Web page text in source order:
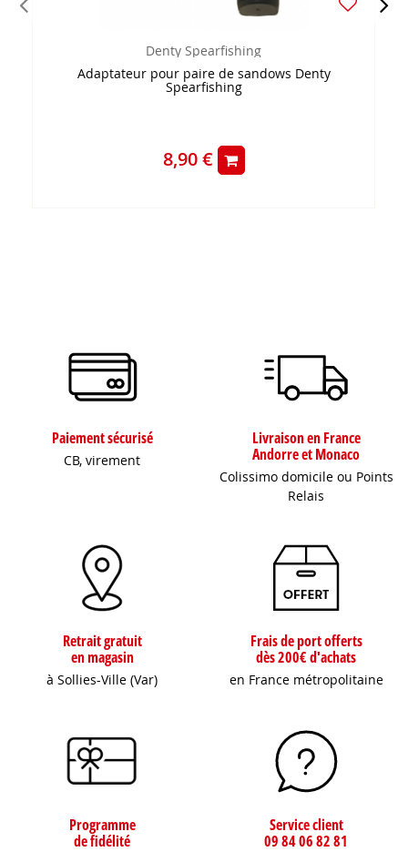
Denty Spearfishing
Adaptateur pour paire de sandows Denty
Spearfishing
8,90 €
Paiement sécurisé
CB, virement
Livraison en France
Andorre et Monaco
Colissimo domicile ou Points
Relais
Retrait gratuit
en magasin
à Sollies-Ville (Var)
Frais de port offerts
dès 200€ d'achats
en France métropolitaine
Programme
de fidélité
Service client
09 84 06 82 81